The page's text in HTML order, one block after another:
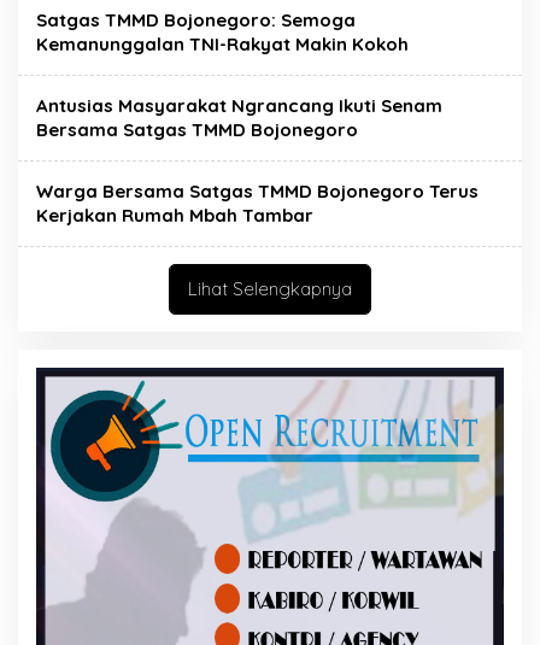
Satgas TMMD Bojonegoro: Semoga
Kemanunggalan TNI-Rakyat Makin Kokoh
Antusias Masyarakat Ngrancang Ikuti Senam
Bersama Satgas TMMD Bojonegoro
Warga Bersama Satgas TMMD Bojonegoro Terus
Kerjakan Rumah Mbah Tambar
Lihat Selengkapnya